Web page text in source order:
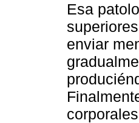
Esa
enviar